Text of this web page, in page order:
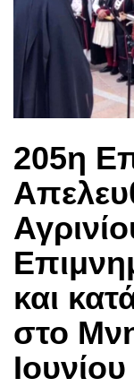
205η
και
στο
Ιουνίου